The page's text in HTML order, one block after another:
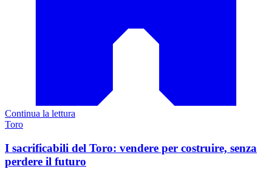
Continua la lettura
Toro
I sacrificabili del Toro: vendere per costruire, senza
perdere il futuro